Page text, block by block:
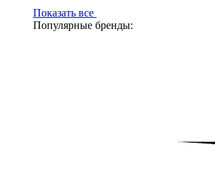
Показать все
Популярные бренды: